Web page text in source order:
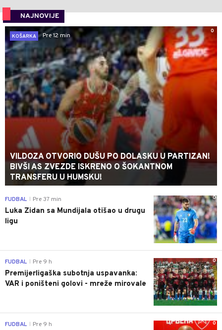
NAJNOVIJE
0
KOŠARKA
Pre 12 min
VILDOZA OTVORIO DUŠU PO DOLASKU U PARTIZAN!
BIVŠI AS ZVEZDE ISKRENO O ŠOKANTNOM
TRANSFERU U HUMSKU!
0
FUDBAL Pre 37 min
Luka Zidan sa Mundijala otišao u drugu
ligu
0
FUDBAL Pre 9 h
Premijerligaška subotnja uspavanka:
VAR i poništeni golovi - mreže mirovale
0
FUDBAL Pre 9 h